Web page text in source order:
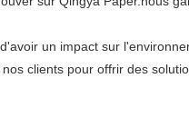
un impact sur
clients pour offrir des